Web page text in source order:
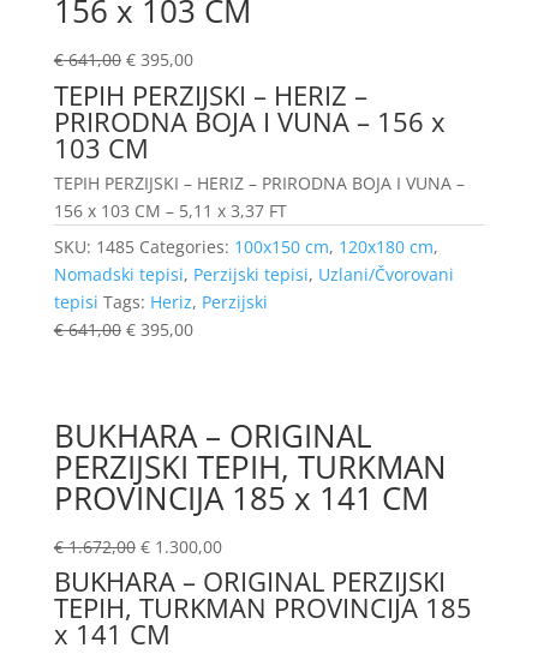
156 x 103 CM
€641,00 €395,00
TEPIH PERZIJSKI – HERIZ –
PRIRODNA BOJA I VUNA – 156 x
103 CM
TEPIH PERZIJSKI – HERIZ – PRIRODNA BOJA I VUNA –
156 x 103 CM – 5,11 x 3,37 FT
SKU: 1485 Categories: 100x150 cm, 120x180 cm,
Nomadski tepisi, Perzijski tepisi, Uzlani/Čvorovani
tepisi Tags: Heriz, Perzijski
€641,00 €395,00
BUKHARA – ORIGINAL
PERZIJSKI TEPIH, TURKMAN
PROVINCIJA 185 x 141 CM
€1.672,00 €1.300,00
BUKHARA – ORIGINAL PERZIJSKI
TEPIH, TURKMAN PROVINCIJA 185
x 141 CM